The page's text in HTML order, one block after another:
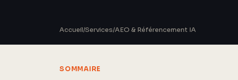
Accueil/Services/AEO & Référencement IA
SOMMAIRE